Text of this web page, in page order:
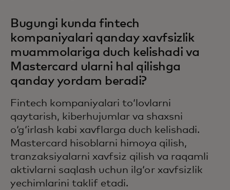
Bugungi kunda fintech
kompaniyalari qanday xavfsizlik
muammolariga duch kelishadi va
Mastercard ularni hal qilishga
qanday yordam beradi?
Fintech kompaniyalari to‘lovlarni
qaytarish, kiberhujumlar va shaxsni
o‘g‘irlash kabi xavflarga duch kelishadi.
Mastercard hisoblarni himoya qilish,
tranzaksiyalarni xavfsiz qilish va raqamli
aktivlarni saqlash uchun ilg‘or xavfsizlik
yechimlarini taklif etadi.